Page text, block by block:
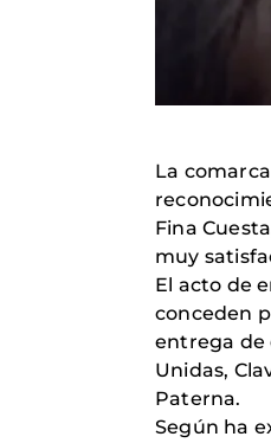
La
Fina
muy
El acto de
conceden
entrega de
Unidas,
Paterna.
Según ha